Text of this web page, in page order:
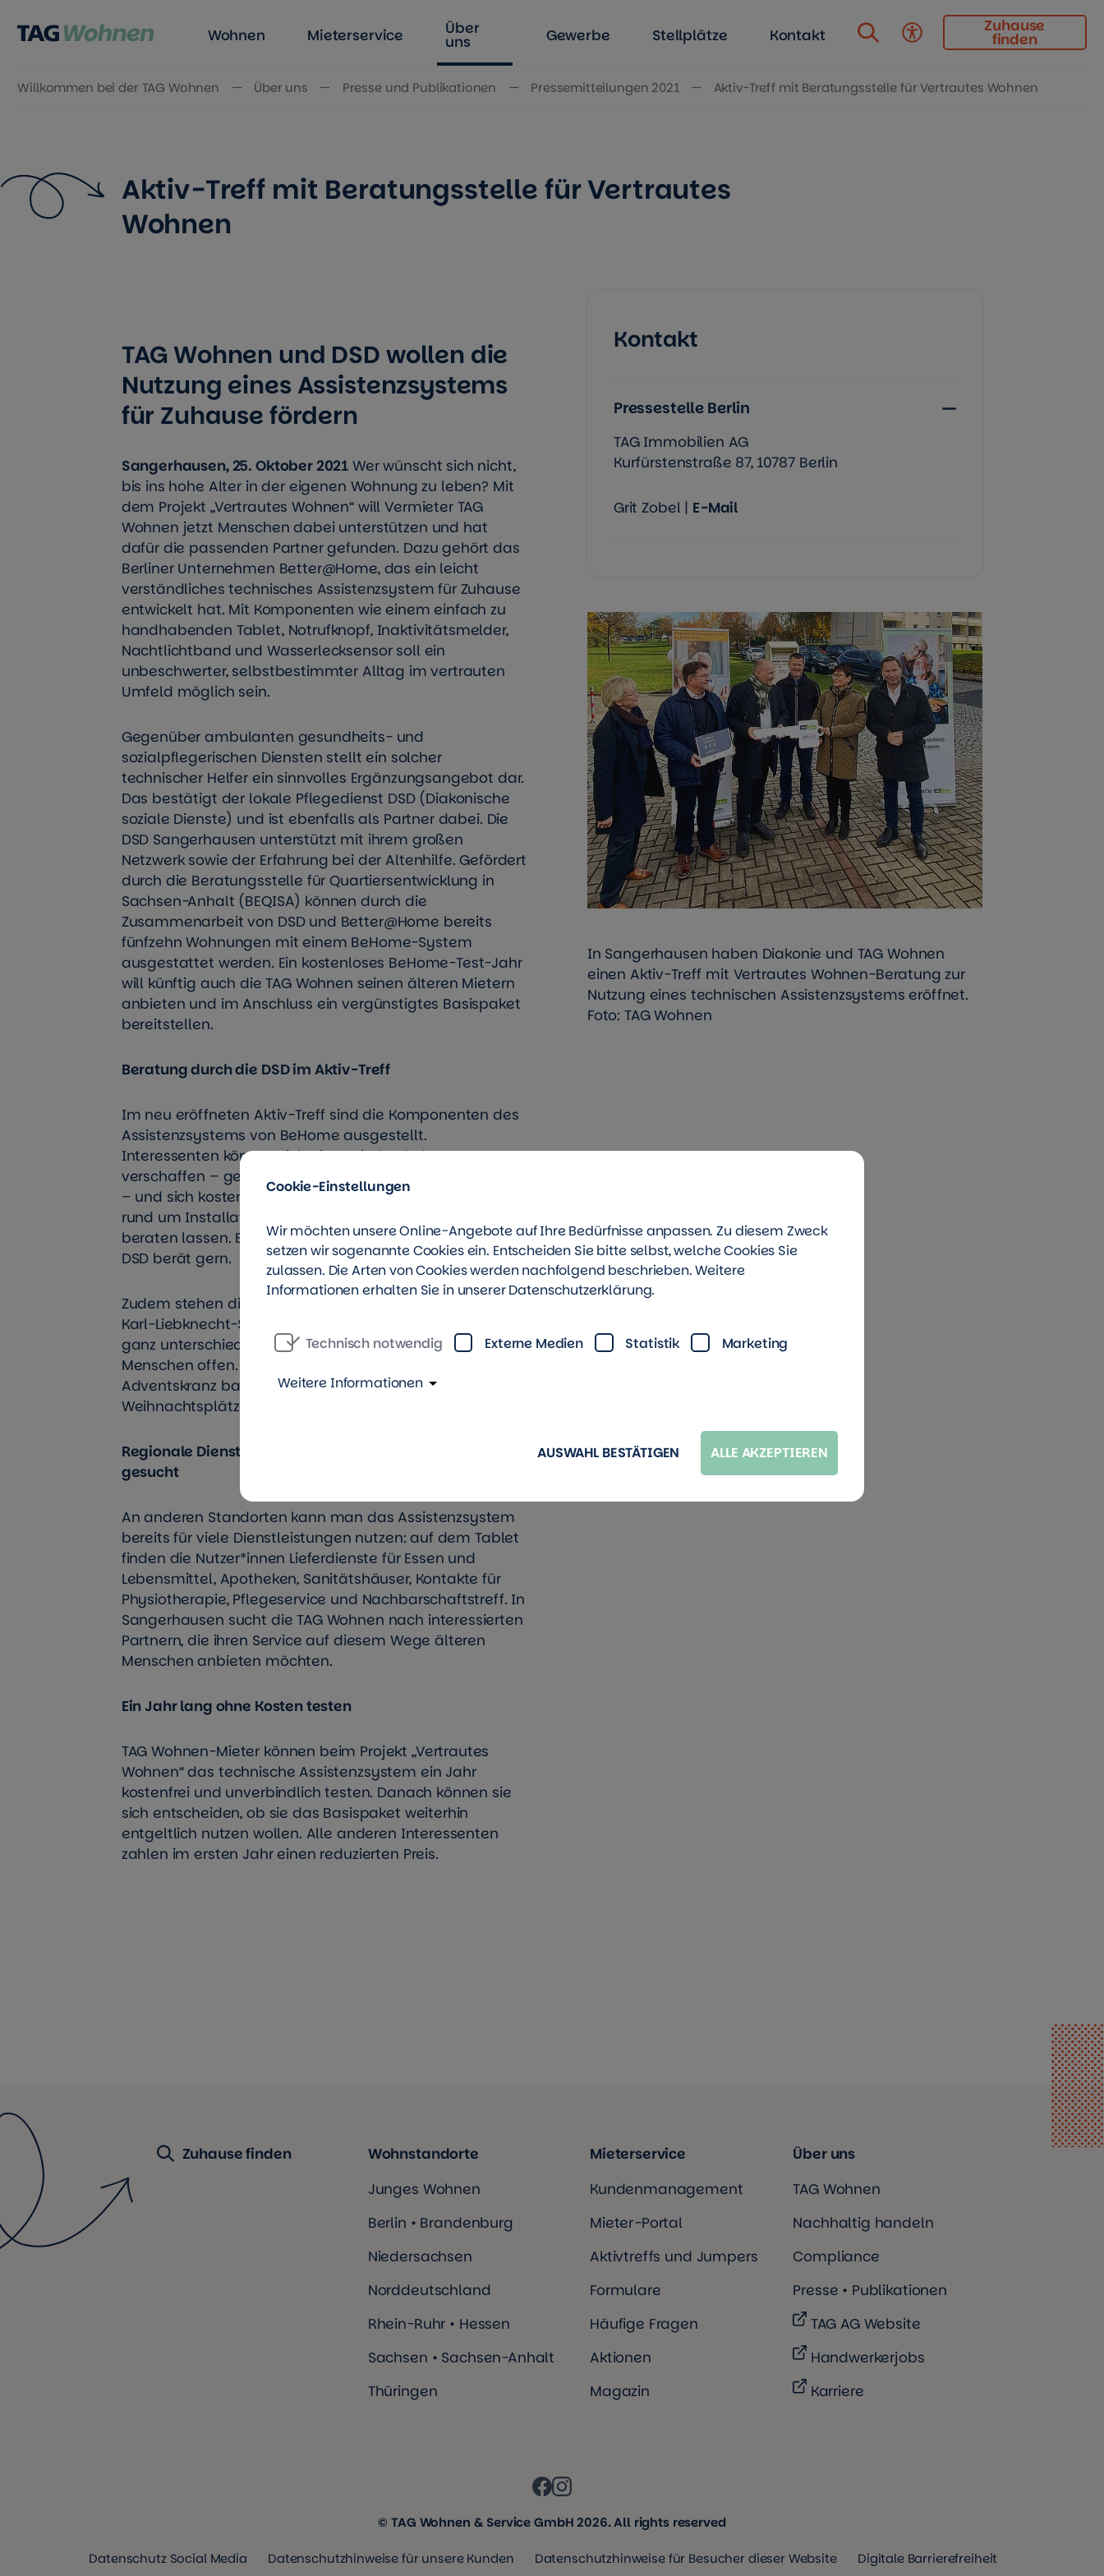
Zum Inhalt springen
Wohnen Mieterservice Über
uns Gewerbe Stellplätze Kontakt Barrierefreiheit
Zuhause
finden
Willkommen bei der TAG Wohnen Über uns Presse und Publikationen Pressemitteilungen 2021 Aktiv-Treff mit Beratungsstelle für Vertrautes Wohnen
Aktiv-Treff mit Beratungsstelle für Vertrautes
Wohnen
TAG Wohnen und DSD wollen die
Nutzung eines Assistenzsystems
für Zuhause fördern
Sangerhausen, 25. Oktober 2021 Wer wünscht sich nicht,
bis ins hohe Alter in der eigenen Wohnung zu leben? Mit
dem Projekt „Vertrautes Wohnen“ will Vermieter TAG
Wohnen jetzt Menschen dabei unterstützen und hat
dafür die passenden Partner gefunden. Dazu gehört das
Berliner Unternehmen Better@Home, das ein leicht
verständliches technisches Assistenzsystem für Zuhause
entwickelt hat. Mit Komponenten wie einem einfach zu
handhabenden Tablet, Notrufknopf, Inaktivitätsmelder,
Nachtlichtband und Wasserlecksensor soll ein
unbeschwerter, selbstbestimmter Alltag im vertrauten
Umfeld möglich sein.
Gegenüber ambulanten gesundheits- und
sozialpflegerischen Diensten stellt ein solcher
technischer Helfer ein sinnvolles Ergänzungsangebot dar.
Das bestätigt der lokale Pflegedienst DSD (Diakonische
soziale Dienste) und ist ebenfalls als Partner dabei. Die
DSD Sangerhausen unterstützt mit ihrem großen
Netzwerk sowie der Erfahrung bei der Altenhilfe. Gefördert
durch die Beratungsstelle für Quartiersentwicklung in
Sachsen-Anhalt (BEQISA) können durch die
Zusammenarbeit von DSD und Better@Home bereits
fünfzehn Wohnungen mit einem BeHome-System
ausgestattet werden. Ein kostenloses BeHome-Test-Jahr
will künftig auch die TAG Wohnen seinen älteren Mietern
anbieten und im Anschluss ein vergünstigtes Basispaket
bereitstellen.
Beratungdurch die DSDim Aktiv-Treff
Im neu eröffneten Aktiv-Treff sind die Komponenten des
Assistenzsystems von BeHome ausgestellt.
Interessenten können sich einen Eindruck des Systems
verschaffen – gerne gemeinsam mit ihren Angehörigen
– und sich kostenlos und unverbindlich zu allen Fragen
rund um Installation, Bedienung und Möglichkeiten
beraten lassen. Ein persönlicher Ansprechpartner vom
DSD berät gern.
Zudem stehen die Türen im Nachbarschaftstreff in der
Karl-Liebknecht-Straße 45 jeden Montag ab 14 Uhr für
ganz unterschiedliche Freizeitangebote und alle
Menschen offen. Angeboten wird neben Textildruck,
Adventskranz basteln auch das Backen von
Weihnachtsplätzen mit gemeinsamen Gesangseinlagen.
Regionale Dienstleistungspartner in Sangerhausen
gesucht
An anderen Standorten kann man das Assistenzsystem
bereits für viele Dienstleistungen nutzen: auf dem Tablet
finden die Nutzer*innen Lieferdienste für Essen und
Lebensmittel, Apotheken, Sanitätshäuser, Kontakte für
Physiotherapie, Pflegeservice und Nachbarschaftstreff. In
Sangerhausen sucht die TAG Wohnen nach interessierten
Partnern, die ihren Service auf diesem Wege älteren
Menschen anbieten möchten.
Ein Jahr lang ohne Kosten testen
TAG Wohnen-Mieter können beim Projekt „Vertrautes
Wohnen“ das technische Assistenzsystem ein Jahr
kostenfrei und unverbindlich testen. Danach können sie
sich entscheiden, ob sie das Basispaket weiterhin
entgeltlich nutzen wollen. Alle anderen Interessenten
zahlen im ersten Jahr einen reduzierten Preis.
Kontakt
Pressestelle Berlin
TAG Immobilien AG
Kurfürstenstraße 87, 10787 Berlin
Grit Zobel | E-Mail
In Sangerhausen haben Diakonie und TAG Wohnen
einen Aktiv-Treff mit Vertrautes Wohnen-Beratung zur
Nutzung eines technischen Assistenzsystems eröffnet.
Foto: TAG Wohnen
Zuhause finden
Wohnstandorte
Junges Wohnen
Berlin • Brandenburg
Niedersachsen
Norddeutschland
Rhein-Ruhr • Hessen
Sachsen • Sachsen-Anhalt
Thüringen
Mieterservice
Kundenmanagement
Mieter-Portal
Aktivtreffs und Jumpers
Formulare
Häufige Fragen
Aktionen
Magazin
Über uns
TAG Wohnen
Nachhaltig handeln
Compliance
Presse • Publikationen
TAG AG Website
Handwerkerjobs
Karriere
© TAG Wohnen & Service GmbH 2026. All rights reserved
Datenschutz Social Media Datenschutzhinweise für unsere Kunden Datenschutzhinweise für Besucher dieser Website Digitale Barrierefreiheit
Cookie-Einstellungen
Wir möchten unsere Online-Angebote auf Ihre Bedürfnisse anpassen. Zu diesem Zweck
setzen wir sogenannte Cookies ein. Entscheiden Sie bitte selbst, welche Cookies Sie
zulassen. Die Arten von Cookies werden nachfolgend beschrieben. Weitere
Informationen erhalten Sie in unsererDatenschutzerklärung.
Technisch notwendig Externe Medien Statistik Marketing
Weitere Informationen
AUSWAHL BESTÄTIGEN ALLE AKZEPTIEREN